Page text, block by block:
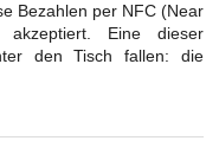
Bezahlen per NFC (Near
akzeptiert. Eine dieser
den Tisch fallen: die